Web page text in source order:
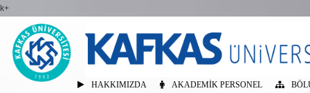
k+
HAKKIMIZDA AKADEMIK PERSONEL